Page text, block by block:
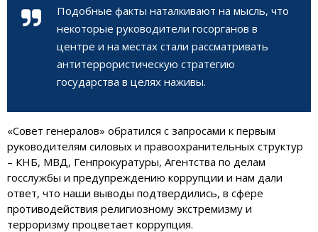
Подобные факты наталкивают на мысль, что
некоторые руководители госорганов в
центре и на местах стали рассматривать
антитеррористическую стратегию
государства в целях наживы.
«Совет генералов» обратился с запросами к первым
руководителям силовых и правоохранительных структур
– КНБ, МВД, Генпрокуратуры, Агентства по делам
госслужбы и предупреждению коррупции и нам дали
ответ, что наши выводы подтвердились, в сфере
противодействия религиозному экстремизму и
терроризму процветает коррупция.